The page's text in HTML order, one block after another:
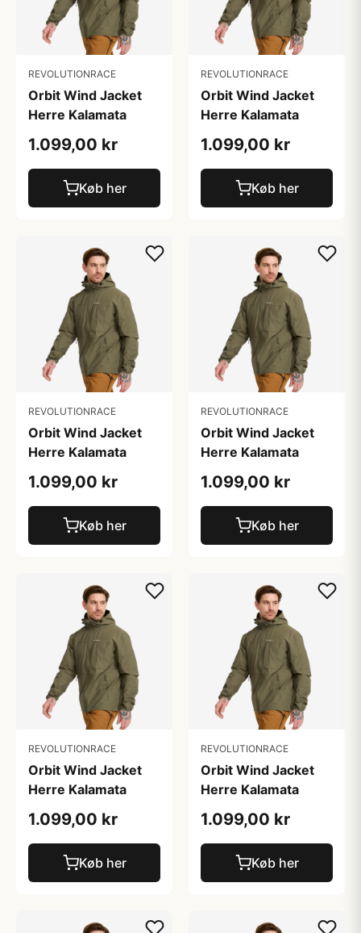
REVOLUTIONRACE
Orbit Wind Jacket
Herre Kalamata
1.099,00 kr
Køb her
REVOLUTIONRACE
Orbit Wind Jacket
Herre Kalamata
1.099,00 kr
Køb her
REVOLUTIONRACE
Orbit Wind Jacket
Herre Kalamata
1.099,00 kr
Køb her
REVOLUTIONRACE
Orbit Wind Jacket
Herre Kalamata
1.099,00 kr
Køb her
REVOLUTIONRACE
Orbit Wind Jacket
Herre Kalamata
1.099,00 kr
Køb her
REVOLUTIONRACE
Orbit Wind Jacket
Herre Kalamata
1.099,00 kr
Køb her